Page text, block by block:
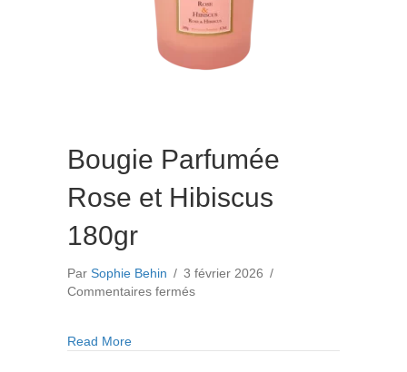
Bougie Parfumée
Rose et Hibiscus
180gr
Par Sophie Behin / 3 février 2026 /
Commentaires ferméssur
Read Moreabout Bougie Parfumée Rose et Hibiscus 180gr